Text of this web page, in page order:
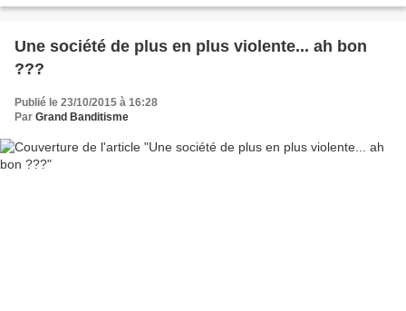
Une société de plus en plus violente... ah bon
???
Publié le 23/10/2015 à 16:28
Par Grand Banditisme